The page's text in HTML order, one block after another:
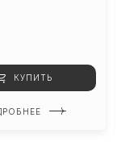
КУПИТЬ